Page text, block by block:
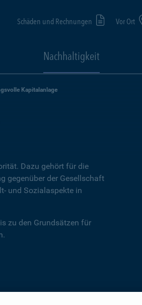
Schäden und Rechnungen Vor Ort
Nachhaltigkeit
Kapitalanlage
Dazu gehört für die
gegenüber der Gesellschaft
und Sozialaspekte in
zu den Grundsätzen für